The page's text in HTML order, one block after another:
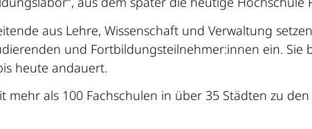
aus Lehre, Wissenschaft und Verwaltung
und Fortbildungsteilnehmer:innen ein. Sie
heute andauert.
mehr als 100 Fachschulen in über 35 Städten zu